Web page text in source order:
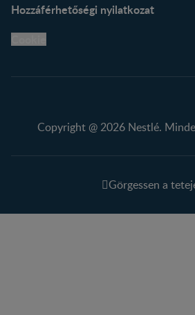
Hozzáférhetőségi nyilatkozat
Copyright @ 2026 Nestlé.
Görgessen a